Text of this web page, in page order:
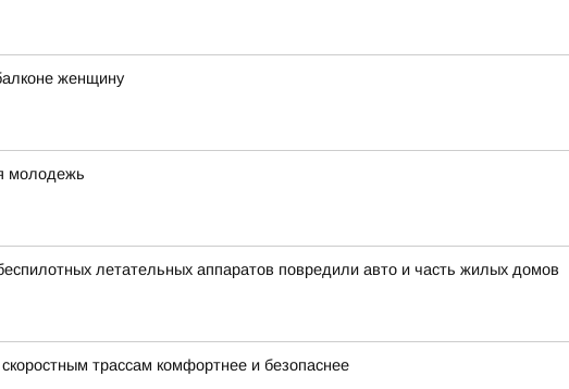
женщину
молодежь
летательных аппаратов повредили авто и часть жилых домов
трассам комфортнее и безопаснее